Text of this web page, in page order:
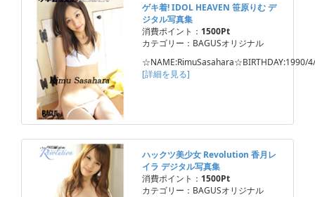
ゲキ着! IDOL HEAVEN 笹原りむ デ
ジタル写真集
消費ポイント： 1500Pt
カテゴリー：BAGUSオリジナル
☆NAME:RimuSasahara☆BIRTHDAY:1990/
[詳細を見る]
ハックツ美少女 Revolution 香月レ
イラ デジタル写真集
消費ポイント： 1500Pt
カテゴリー：BAGUSオリジナル